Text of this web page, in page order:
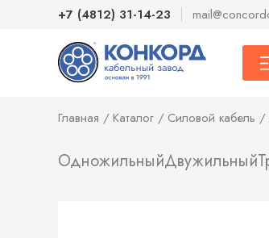
+7 (4812) 31-14-23
Главная Каталог Силовой кабель
ОдножильныйДвужильный